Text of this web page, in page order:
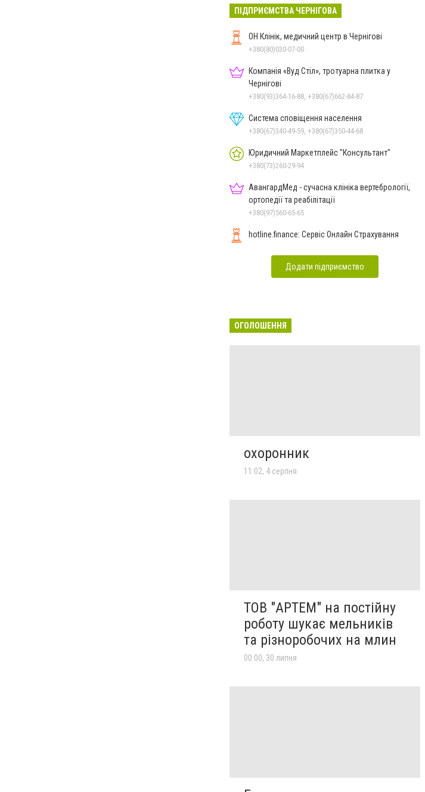
ПІДПРИЄМСТВА ЧЕРНІГОВА
ОН Клінік, медичний центр в Чернігові
+380(80)030-07-00
Компанія «Вуд Стіл», тротуарна плитка у
Чернігові
+380(93)364-16-88, +380(67)662-84-87
Система сповіщення населення
+380(67)340-49-59, +380(67)350-44-68
Юридичний Маркетплейс "Консультант"
+380(73)260-29-94
АвангардМед - сучасна клініка вертебрології,
ортопедії та реабілітації
+380(97)560-65-65
hotline.finance: Сервіс Онлайн Страхування
Додати підприємство
ОГОЛОШЕННЯ
охоронник
11:02, 4 серпня
ТОВ "АРТЕМ" на постійну
роботу шукає мельників
та різноробочих на млин
00:00, 30 липня